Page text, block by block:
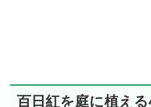
百日紅を庭に植え